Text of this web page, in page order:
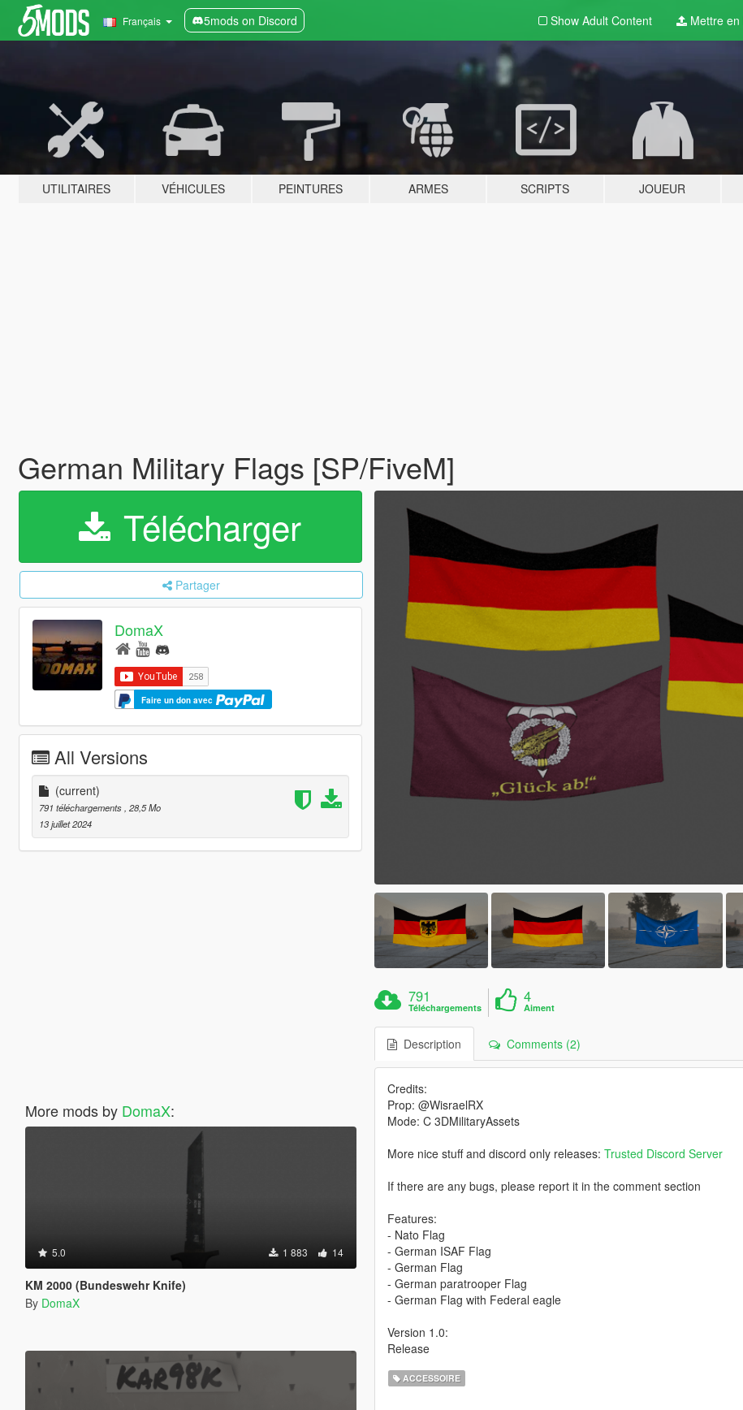
Français 5mods on Discord Show Adult Content Mettre en
UTILITAIRES VÉHICULES PEINTURES ARMES SCRIPTS JOUEUR
German Military Flags [SP/FiveM]
Télécharger
Partager
DomaX
Faire un don avec
All Versions
(current)
791 téléchargements , 28,5 Mo
13 juillet 2024
More mods by DomaX:
5.0 1 883 14
KM 2000 (Bundeswehr Knife)
By DomaX
791
Téléchargements
4
Aiment
Description Comments (2)
Credits:
Prop: @WisraelRX
Mode: C 3DMilitaryAssets
More nice stuff and discord only releases: Trusted Discord Server
If there are any bugs, please report it in the comment section
Features:
- Nato Flag
- German ISAF Flag
- German Flag
- German paratrooper Flag
- German Flag with Federal eagle
Version 1.0:
Release
ACCESSOIRE